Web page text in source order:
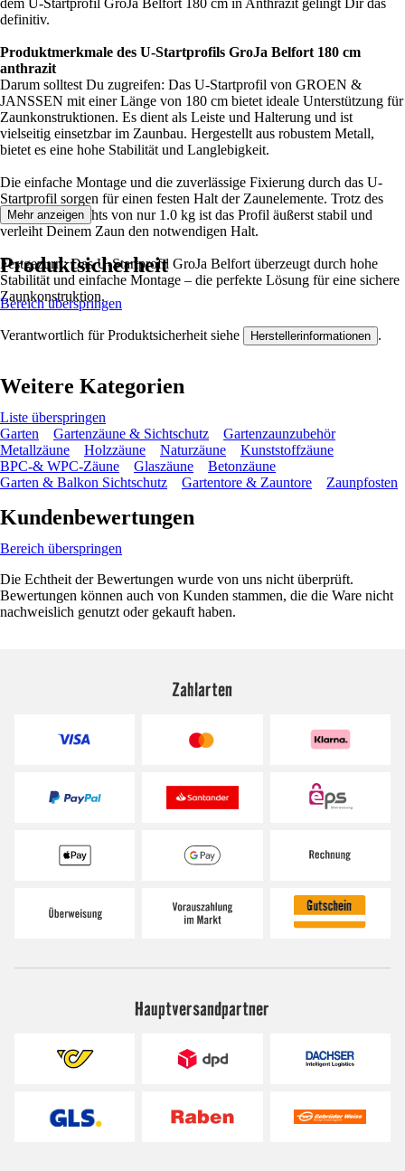
dem U-Startprofil GroJa Belfort 180 cm in Anthrazit gelingt Dir das
definitiv.
Produktmerkmale des U-Startprofils GroJa Belfort 180 cm
anthrazit
Darum solltest Du zugreifen: Das U-Startprofil von GROEN &
JANSSEN mit einer Länge von 180 cm bietet ideale Unterstützung für
Zaunkonstruktionen. Es dient als Leiste und Halterung und ist
vielseitig einsetzbar im Zaunbau. Hergestellt aus robustem Metall,
bietet es eine hohe Stabilität und Langlebigkeit.
Die einfache Montage und die zuverlässige Fixierung durch das U-
Startprofil sorgen für einen festen Halt der Zaunelemente. Trotz des
geringen Gewichts von nur 1.0 kg ist das Profil äußerst stabil und
verleiht Deinem Zaun den notwendigen Halt.
Festgezurrt: Das U-Startprofil GroJa Belfort überzeugt durch hohe
Stabilität und einfache Montage – die perfekte Lösung für eine sichere
Zaunkonstruktion.
Mehr anzeigen
Produktsicherheit
Bereich überspringen
Verantwortlich für Produktsicherheit siehe Herstellerinformationen .
Weitere Kategorien
Liste überspringen
Garten
Gartenzäune & Sichtschutz
Gartenzaunzubehör
Metallzäune
Holzzäune Naturzäune
Kunststoffzäune
BPC-& WPC-Zäune
Glaszäune
Betonzäune
Garten & Balkon Sichtschutz
Gartentore & Zauntore Zaunpfosten
Kundenbewertungen
Bereich überspringen
Die Echtheit der Bewertungen wurde von uns nicht überprüft.
Bewertungen können auch von Kunden stammen, die die Ware nicht
nachweislich genutzt oder gekauft haben.
Zahlarten
Hauptversandpartner